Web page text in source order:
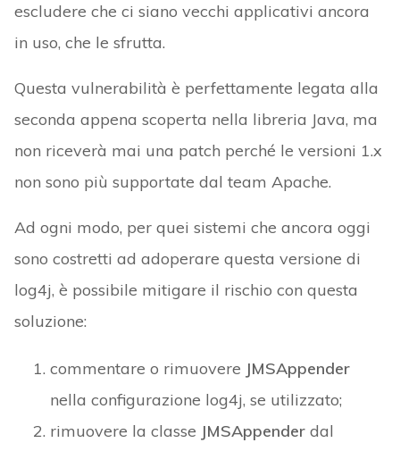
escludere che ci siano vecchi applicativi ancora
in uso, che le sfrutta.
Questa vulnerabilità è perfettamente legata alla
seconda appena scoperta nella libreria Java, ma
non riceverà mai una patch perché le versioni 1.x
non sono più supportate dal team Apache.
Ad ogni modo, per quei sistemi che ancora oggi
sono costretti ad adoperare questa versione di
log4j, è possibile mitigare il rischio con questa
soluzione:
commentare o rimuovere JMSAppender
nella configurazione log4j, se utilizzato;
rimuovere la classe JMSAppenderdal